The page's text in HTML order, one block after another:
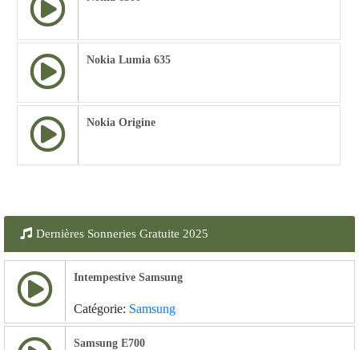
Nokia Lumia 635
Nokia Origine
Dernières Sonneries Gratuite 2025
Intempestive Samsung
Catégorie: Samsung
Samsung E700